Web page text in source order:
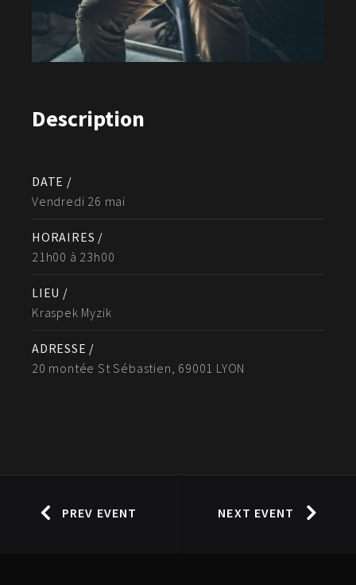
Description
DATE /
Vendredi 26 mai
HORAIRES /
21h00 à 23h00
LIEU /
Kraspek Myzik
ADRESSE /
20 montée St Sébastien, 69001 LYON
PREV EVENT NEXT EVENT